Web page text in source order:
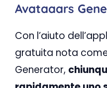
Avataaars
Con l’aiuto
gratuita nota
Generator,